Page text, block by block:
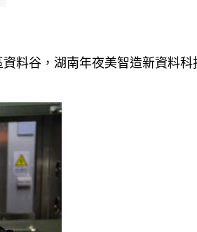
料谷，湖南年夜美智造新資料